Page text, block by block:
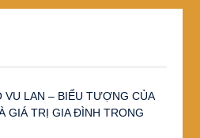
VU LAN – BIỂU TƯỢNG CỦA
GIÁ TRỊ GIA ĐÌNH TRONG